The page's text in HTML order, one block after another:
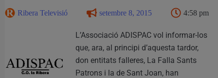
Ribera Televisió setembre 8, 2015 4:58 pm
L’Associació ADISPAC vol informar-los
que, ara, al principi d’aquesta tardor,
don entitats falleres, La Falla Sants
Patrons i la de Sant Joan, han